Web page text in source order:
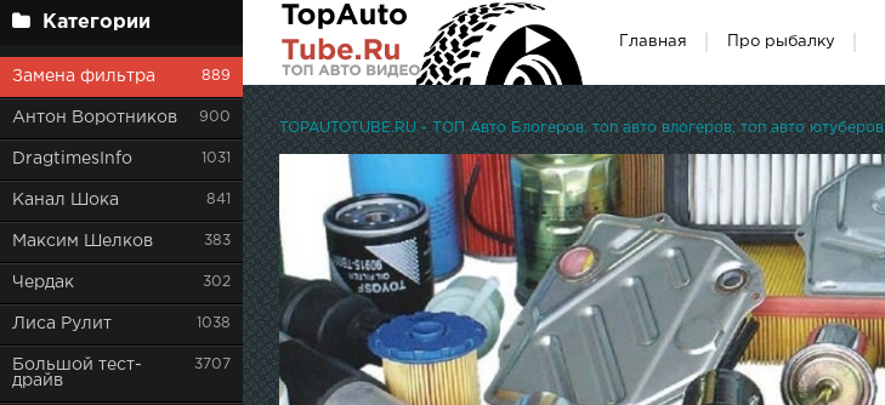
Категории
Замена фильтра 889
Антон Воротников 900
DragtimesInfo 1031
Канал Шока 841
Максим Шелков 383
Чердак 302
Лиса Рулит 1038
Большой тест-
драйв
3707
Главная Про рыбалку
TOPAUTOTUBE.RU - ТОП Авто Блогеров, топ авто влогеров, топ авто ютуберов